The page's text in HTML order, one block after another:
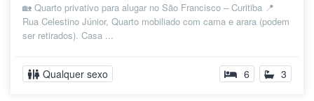
🏡 Quarto privativo para alugar no São Francisco – Curitiba 📍
Rua Celestino Júnior, Quarto mobiliado com cama e arara (podem
ser retirados). Casa ...
Qualquer sexo 6 3